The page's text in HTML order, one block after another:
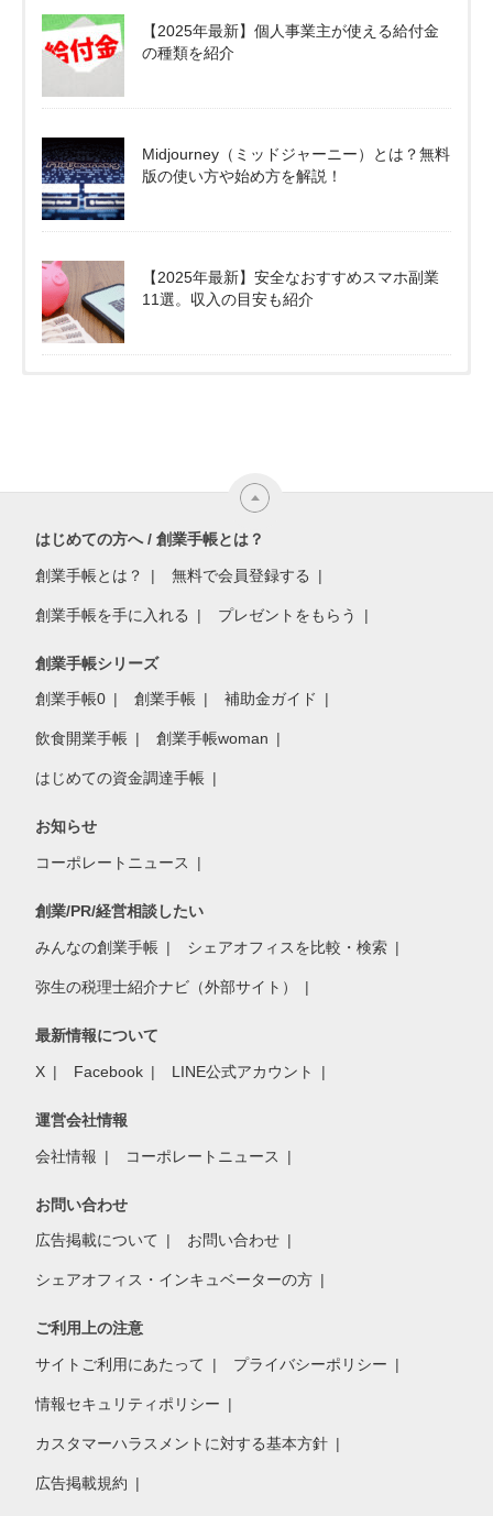
【2025年最新】個人事業主が使える給付金
の種類を紹介
Midjourney（ミッドジャーニー）とは？無料
版の使い方や始め方を解説！
【2025年最新】安全なおすすめスマホ副業
11選。収入の目安も紹介
はじめての方へ / 創業手帳とは？
創業手帳とは？ 無料で会員登録する
創業手帳を手に入れる プレゼントをもらう
創業手帳シリーズ
創業手帳0 創業手帳 補助金ガイド
飲食開業手帳 創業手帳woman
はじめての資金調達手帳
お知らせ
コーポレートニュース
創業/PR/経営相談したい
みんなの創業手帳 シェアオフィスを比較・検索
弥生の税理士紹介ナビ（外部サイト）
最新情報について
X Facebook LINE公式アカウント
運営会社情報
会社情報 コーポレートニュース
お問い合わせ
広告掲載について お問い合わせ
シェアオフィス・インキュベーターの方
ご利用上の注意
サイトご利用にあたって プライバシーポリシー
情報セキュリティポリシー
カスタマーハラスメントに対する基本方針
広告掲載規約